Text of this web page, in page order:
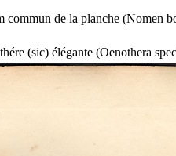
commun de la planche (Nomen
(sic) élégante (Oenothera